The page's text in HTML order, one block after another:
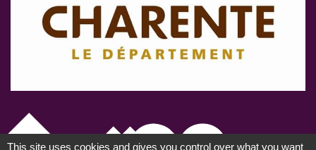
This site uses cookies and gives you control over what you want